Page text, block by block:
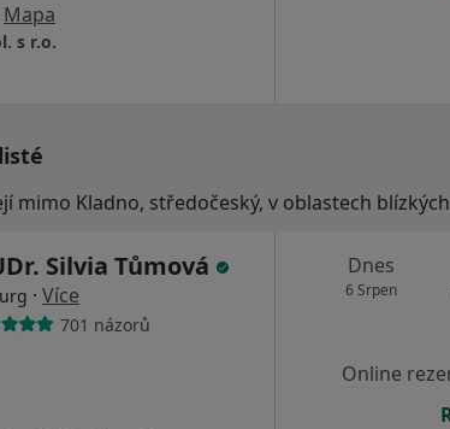
Mapa
s r.o.
mimo Kladno, středočeský, v oblastech
Silvia Tůmová
· Více
701 názorů
Dnes
6 Srpen
Online